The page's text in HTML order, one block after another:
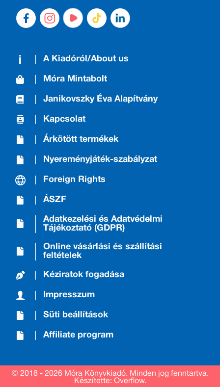
A Kiadóról/About us
Móra Mintabolt
Janikovszky Éva Alapítvány
Kapcsolat
Árkötött termékek
Nyereményjáték-szabályzat
Foreign Rights
ÁSZF
Adatkezelési és Adatvédelmi
Tájékoztató (GDPR)
Online vásárlási és szállítási
feltételek
Kéziratok fogadása
Impresszum
Süti beállítások
Affiliate program
© 2018 - 2026 Móra Könyvkiadó. Minden jog fenntartva.
Készítette: Overflow.